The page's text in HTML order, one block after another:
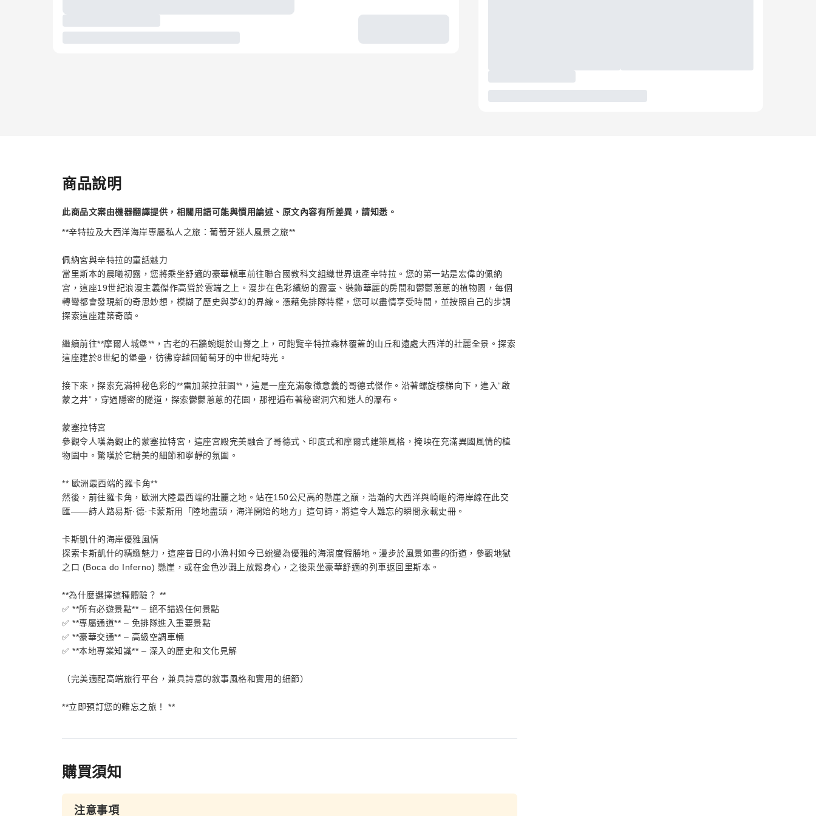
商品說明
此商品文案由機器翻譯提供，相關用語可能與慣用論述、原文內容有所差異，請知悉。
**辛特拉及大西洋海岸專屬私人之旅：葡萄牙迷人風景之旅**
佩納宮與辛特拉的童話魅力
當里斯本的晨曦初露，您將乘坐舒適的豪華轎車前往聯合國教科文組織世界遺產辛特拉。您的第一站是宏偉的佩納
宮，這座19世紀浪漫主義傑作高聳於雲端之上。漫步在色彩繽紛的露臺、裝飾華麗的房間和鬱鬱蔥蔥的植物園，每個
轉彎都會發現新的奇思妙想，模糊了歷史與夢幻的界線。憑藉免排隊特權，您可以盡情享受時間，並按照自己的步調
探索這座建築奇蹟。
繼續前往**摩爾人城堡**，古老的石牆蜿蜒於山脊之上，可飽覽辛特拉森林覆蓋的山丘和遠處大西洋的壯麗全景。探索
這座建於8世紀的堡壘，彷彿穿越回葡萄牙的中世紀時光。
接下來，探索充滿神秘色彩的**雷加萊拉莊園**，這是一座充滿象徵意義的哥德式傑作。沿著螺旋樓梯向下，進入“啟
蒙之井”，穿過隱密的隧道，探索鬱鬱蔥蔥的花園，那裡遍布著秘密洞穴和迷人的瀑布。
蒙塞拉特宮
參觀令人嘆為觀止的蒙塞拉特宮，這座宮殿完美融合了哥德式、印度式和摩爾式建築風格，掩映在充滿異國風情的植
物園中。驚嘆於它精美的細節和寧靜的氛圍。
** 歐洲最西端的羅卡角**
然後，前往羅卡角，歐洲大陸最西端的壯麗之地。站在150公尺高的懸崖之巔，浩瀚的大西洋與崎嶇的海岸線在此交
匯——詩人路易斯·德·卡蒙斯用「陸地盡頭，海洋開始的地方」這句詩，將這令人難忘的瞬間永載史冊。
卡斯凱什的海岸優雅風情
探索卡斯凱什的精緻魅力，這座昔日的小漁村如今已蛻變為優雅的海濱度假勝地。漫步於風景如畫的街道，參觀地獄
之口 (Boca do Inferno) 懸崖，或在金色沙灘上放鬆身心，之後乘坐豪華舒適的列車返回里斯本。
**為什麼選擇這種體驗？ **
✅ **所有必遊景點** – 絕不錯過任何景點
✅ **專屬通道** – 免排隊進入重要景點
✅ **豪華交通** – 高級空調車輛
✅ **本地專業知識** – 深入的歷史和文化見解
（完美適配高端旅行平台，兼具詩意的敘事風格和實用的細節）
**立即預訂您的難忘之旅！ **
購買須知
注意事項